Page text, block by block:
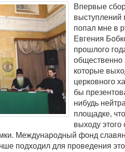
​Впервые
выступлений
попал мне в
Евгения
прошлого
которые
церковного
бы
нибудь
площадке,
выходу этого
Международный фонд
подходил для проведения